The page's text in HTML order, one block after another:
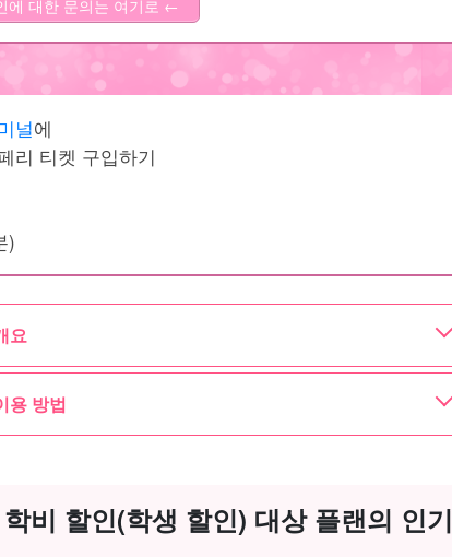
에 대한 문의는 여기로 ←
널에
리 티켓 구입하기
)
요
용 방법
비 할인(학생 할인) 대상 플랜의 인기